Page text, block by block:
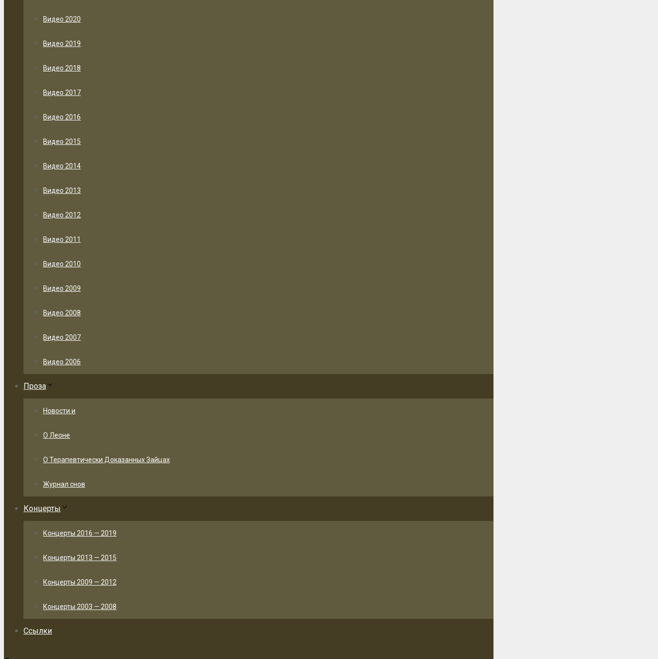
Видео 2020
Видео 2019
Видео 2018
Видео 2017
Видео 2016
Видео 2015
Видео 2014
Видео 2013
Видео 2012
Видео 2011
Видео 2010
Видео 2009
Видео 2008
Видео 2007
Видео 2006
Проза
Новости и
О Леоне
О Терапевтически Доказанных Зайцах
Журнал снов
Концерты
Концерты 2016 — 2019
Концерты 2013 — 2015
Концерты 2009 — 2012
Концерты 2003 — 2008
Ссылки